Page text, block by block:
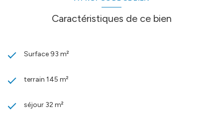
Caractéristiques de ce bien
Surface 93 m²
terrain 145 m²
séjour 32 m²